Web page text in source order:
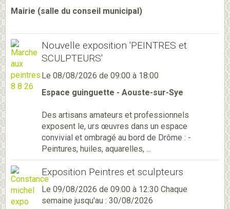
Mairie (salle du conseil municipal)
Nouvelle exposition 'PEINTRES et
SCULPTEURS'
Le 08/08/2026 de 09:00 à 18:00
Espace guinguette - Aouste-sur-Sye
Des artisans amateurs et professionnels
exposent le, urs œuvres dans un espace
convivial et ombragé au bord de Drôme : -
Peintures, huiles, aquarelles, ...
Exposition Peintres et sculpteurs
Le 09/08/2026 de 09:00 à 12:30 Chaque
semaine jusqu'au : 30/08/2026